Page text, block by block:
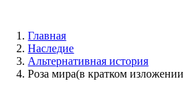
contentГлавная
Наследие
Альтернативная история
Роза мира(в кратком